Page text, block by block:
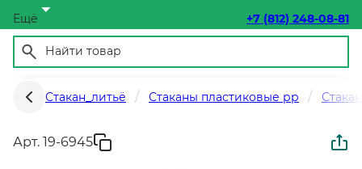
Ещё +7 (812) 248-08-81
Стакан_литьё Стаканы пластиковые рр
Арт. 19-6945